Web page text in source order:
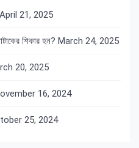
April 21, 2025
শিকার হন? March 24, 2025
20, 2025
16, 2024
25, 2024